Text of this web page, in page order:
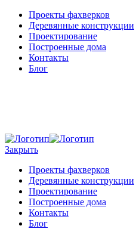
Проекты фахверков
Деревянные конструкции
Проектирование
Построенные дома
Контакты
Блог
Закрыть
Проекты фахверков
Деревянные конструкции
Проектирование
Построенные дома
Контакты
Блог